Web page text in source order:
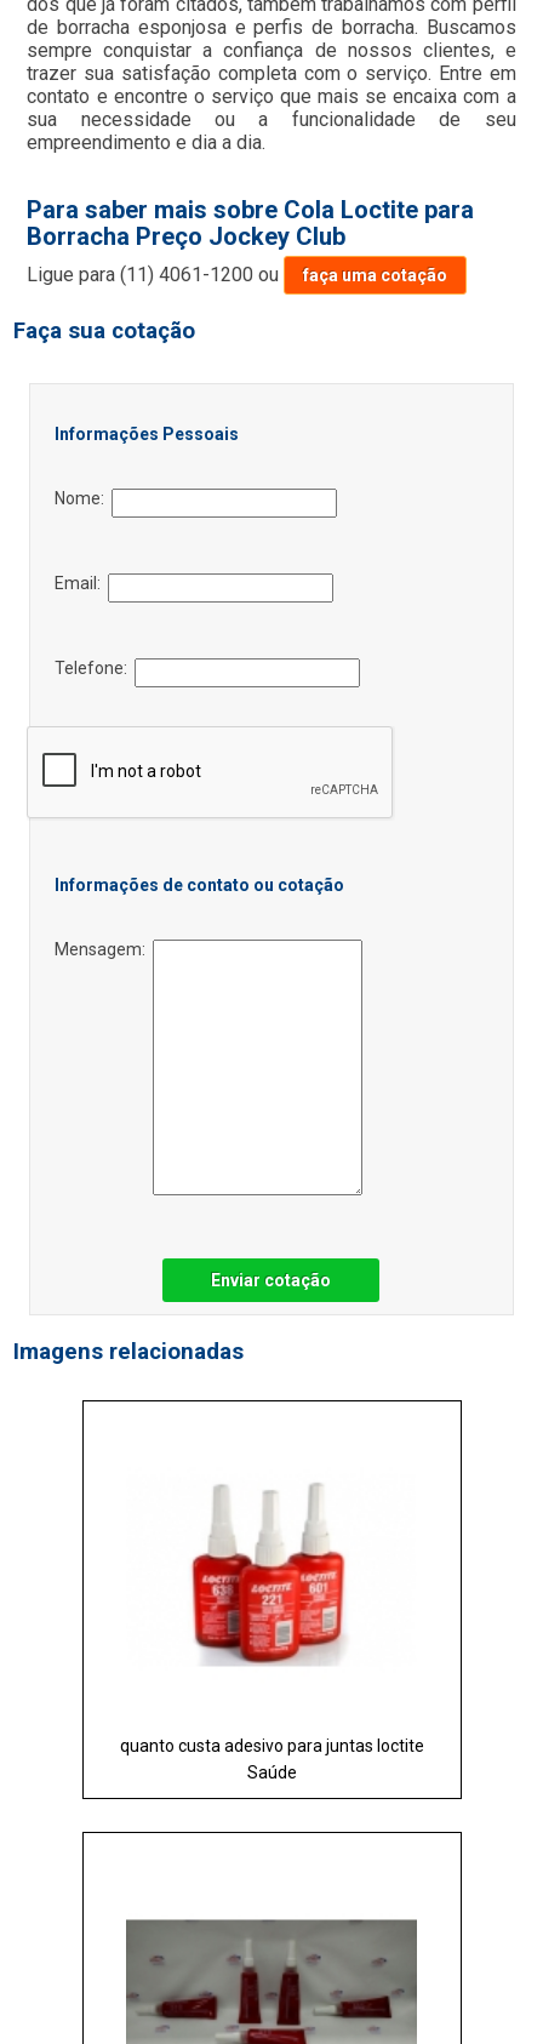
de borracha esponjosa e perfis de borracha. Buscamos
sempre conquistar a confiança de nossos clientes, e
trazer sua satisfação completa com o serviço. Entre em
contato e encontre o serviço que mais se encaixa com a
sua necessidade ou a funcionalidade de seu
empreendimento e dia a dia.
Para saber mais sobre Cola Loctite para
Borracha Preço Jockey Club
Ligue para(11) 4061-1200 ou faça uma cotação
Faça sua cotação
Informações Pessoais
Nome:
Email:
Telefone:
Informações de contato ou cotação
Mensagem:
Enviar cotação
Imagens relacionadas
quanto custa adesivo para juntas loctite
Saúde